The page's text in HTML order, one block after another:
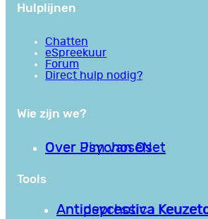
Hulplijnen
Chatten
eSpreekuur
Forum
Direct hulp nodig?
Wie zijn we?
Over PsychoseNet
Over Jim van Os
Tools
Antipsychotica
Antidepressiva